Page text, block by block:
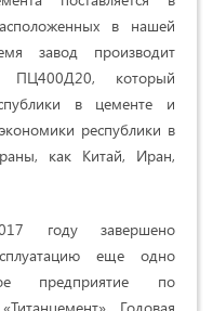
в нашей
завод производит
ПЦ400Д20, который
в цементе и
республики в
как Китай, Иран,
году завершено
еще одно
предприятие по
Годовая